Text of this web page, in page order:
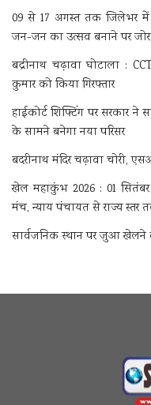
09 से 17 अगस्त तक जिलेभर में
जन-जन का उत्सव बनाने पर जोर
बद्रीनाथ चढ़ावा घोटाला :
कुमार को किया गिरफ्तार
हाईकोर्ट शिफ्टिंग पर सरकार ने
के सामने बनेगा नया परिसर
बदरीनाथ मंदिर चढ़ावा चोरी,
खेल महाकुंभ 2026 : 01 सितंबर
मंच, न्याय पंचायत से राज्य स्तर
सार्वजनिक स्थान पर जुआ खेलने